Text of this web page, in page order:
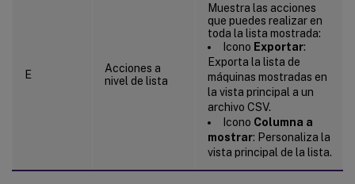
E
Acciones a
nivel de lista
Muestra las acciones
que puedes realizar en
toda la lista mostrada:
Icono Exportar:
Exporta la lista de
máquinas mostradas en
la vista principal a un
archivo CSV.
Icono Columna a
mostrar: Personaliza la
vista principal de la lista.